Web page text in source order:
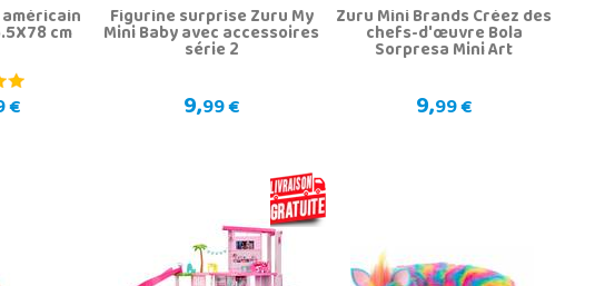
cm
€
Figurine surprise Zuru My
Mini Baby avec accessoires
série 2
9,99 €
Zuru Mini Brands Créez des
chefs-d'œuvre Bola
Sorpresa Mini Art
9,99 €